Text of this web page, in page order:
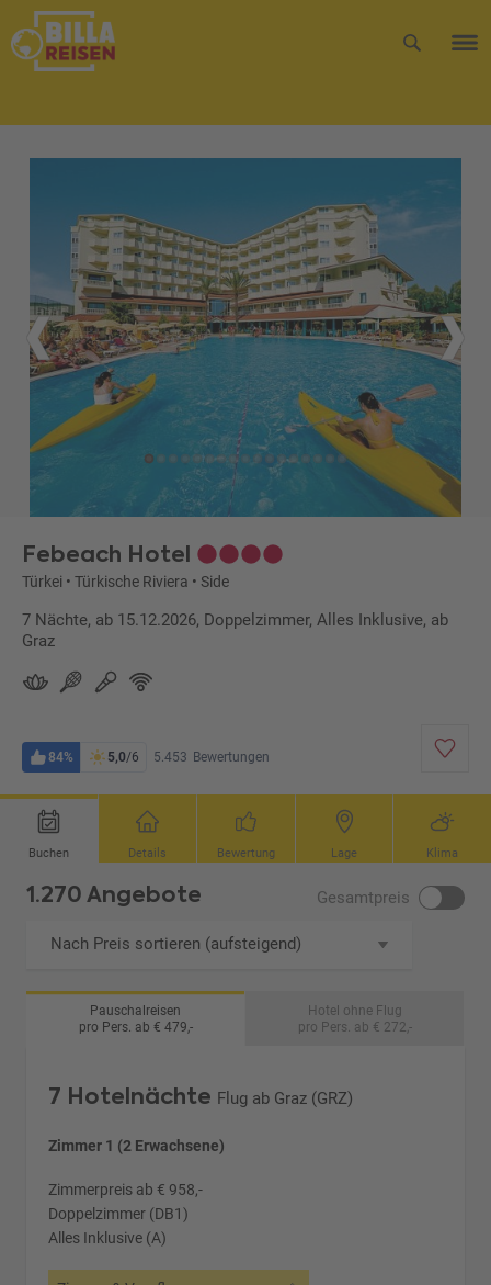
Febeach Hotel
Türkei • Türkische Riviera • Side
7 Nächte, ab 15.12.2026, Doppelzimmer, Alles Inklusive, ab
Graz
84% 5,0/6 5.453 Bewertungen
Buchen Details Bewertung Lage Klima
1.270 Angebote Gesamtpreis
Nach Preis sortieren (aufsteigend)
Pauschalreisen
pro Pers. ab € 479,-
Hotel ohne Flug
pro Pers. ab € 272,-
7 Hotelnächte Flug ab Graz (GRZ)
Zimmer 1 (2 Erwachsene)
Zimmerpreis ab € 958,-
Doppelzimmer (DB1)
Alles Inklusive (A)